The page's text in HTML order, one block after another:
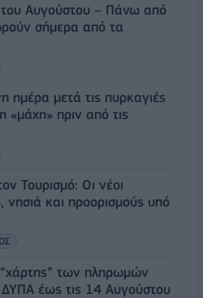
Αυγούστου – Πάνω από
σήμερα από τα
ημέρα μετά τις πυρκαγιές
πριν από τις
Τουρισμό: Οι νέοι
νησιά και προορισμούς υπό
των πληρωμών
έως τις 14 Αυγούστου